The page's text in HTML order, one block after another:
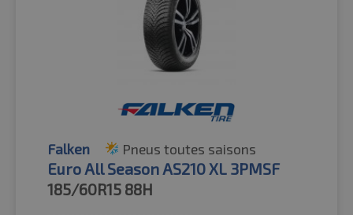
Falken Pneus toutes saisons
Euro All Season AS210 XL 3PMSF
185/60R15 88H